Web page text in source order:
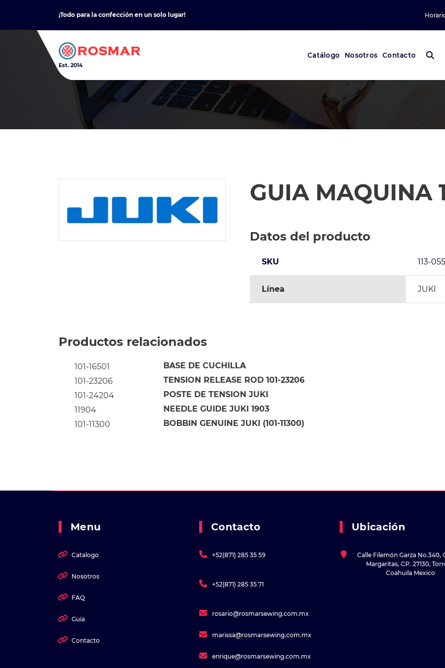
content
¡Todo para la confección en un solo lugar!
Est. 2014
Catálogo Nosotros Contacto
GUIA MAQUINA
Datos del producto
SKU 113-
Línea JUKI
Productos relacionados
101-16501 BASE DE CUCHILLA
101-23206
TENSION RELEASE ROD 101-23206
101-24204
POSTE DE TENSION JUKI
11904
NEEDLE GUIDE JUKI 1903
101-11300
BOBBIN GENUINE JUKI (101-11300)
Menu
Catalogo
Nosotros
FAQ
Guía
Contacto
Contacto
+52(871) 285 35 59
+52(871) 285 35 71
rosario@rosmarsewing.com.mx
marissa@rosmarsewing.com.mx
enrique@rosmarsewing.com.mx
Ubicación
Calle Filemón Garza No.340,
Margaritas, CP. 27130,
Coahuila Mexico